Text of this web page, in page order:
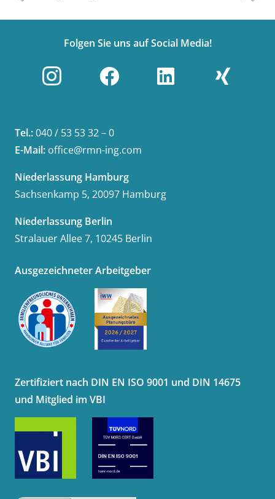
Folgen Sie uns auf Social Media!
Tel.:040 / 53 53 32 – 0
E-Mail: office@rmn-ing.com
Niederlassung Hamburg
Sachsenkamp 5, 20097 Hamburg
Niederlassung Berlin
Stralauer Allee 7, 10245 Berlin
Ausgezeichneter Arbeitgeber
Zertifiziert nach DIN EN ISO 9001 und DIN 14675
und Mitglied im VBI